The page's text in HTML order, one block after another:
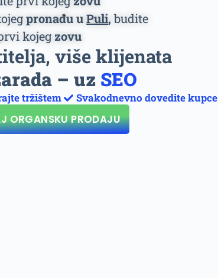
pronađu uPuli,budite
kojegzovu
više klijenata
– uz SEO
tržištem Svakodnevno dovedite kupce
ORGANSKU PRODAJU